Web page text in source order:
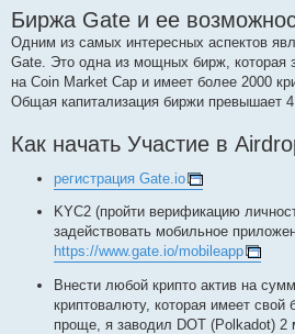
Биржа Gate и ее
Одним из самых интересных аспектов
Gate. Это одна из мощных бирж, которая
на Coin Market Cap и имеет более 2000
Общая капитализация биржи превышает
Как начать Участие в
регистрация Gate.io
KYC2 (пройти верификацию
задействовать мобильное
https://www.gate.io/mobileapp
Внести любой крипто актив на
криптовалюту, которая имеет свой
проще, я заводил DOT (Polkadot) 2